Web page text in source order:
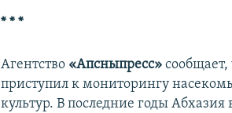
* * *
Агентство «Апсныпресс»
приступил к мониторингу
культур. В последние годы